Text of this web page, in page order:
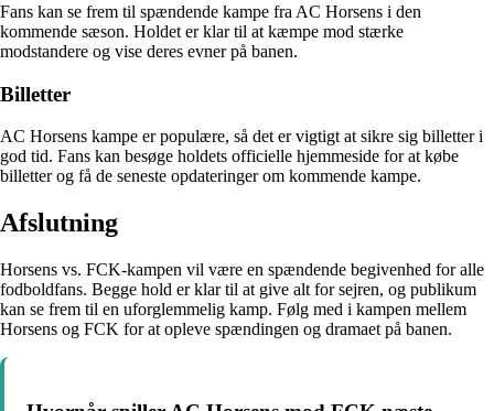
Fans kan se frem til spændende kampe fra AC Horsens i den
kommende sæson. Holdet er klar til at kæmpe mod stærke
modstandere og vise deres evner på banen.
Billetter
AC Horsens kampe er populære, så det er vigtigt at sikre sig billetter i
god tid. Fans kan besøge holdets officielle hjemmeside for at købe
billetter og få de seneste opdateringer om kommende kampe.
Afslutning
Horsens vs. FCK-kampen vil være en spændende begivenhed for alle
fodboldfans. Begge hold er klar til at give alt for sejren, og publikum
kan se frem til en uforglemmelig kamp. Følg med i kampen mellem
Horsens og FCK for at opleve spændingen og dramaet på banen.